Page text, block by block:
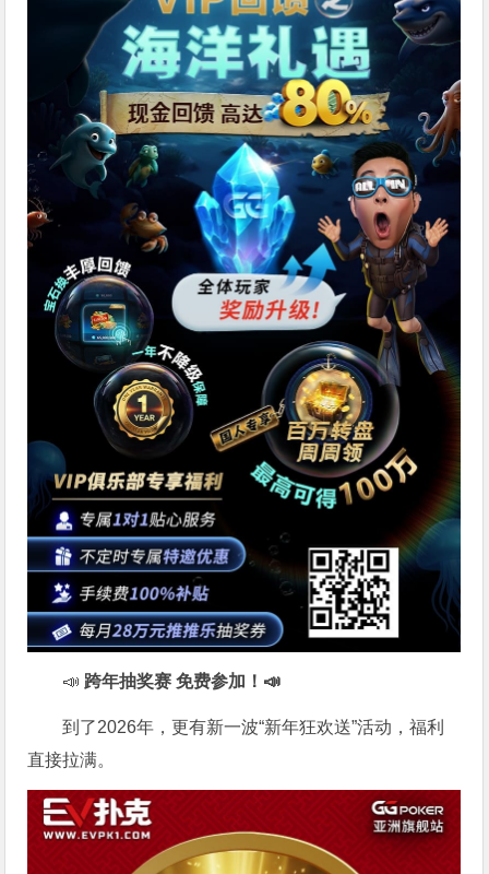
📣 跨年抽奖赛 免费参加 ！📣
到了2026年，更有新一波“新年狂欢送”活动，福利
直接拉满。